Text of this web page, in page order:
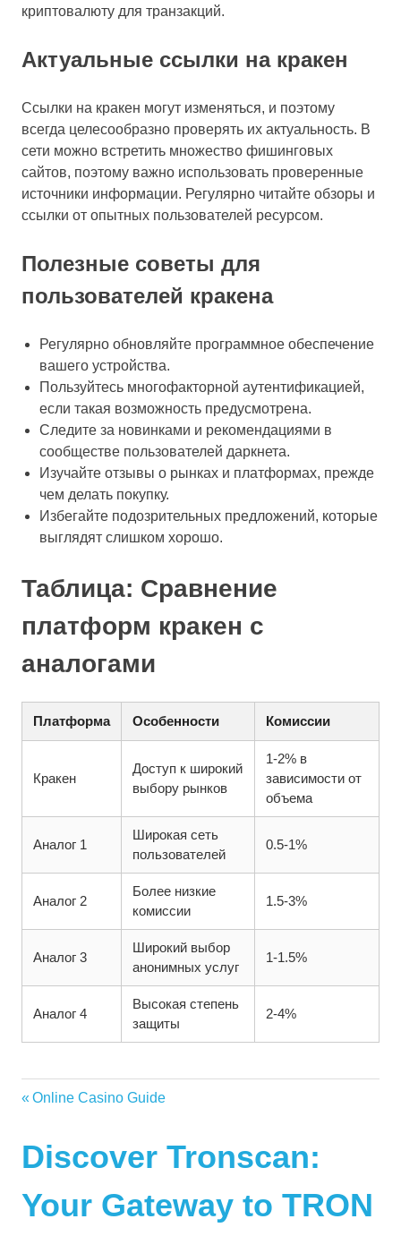
криптовалюту для транзакций.
Актуальные ссылки на кракен
Ссылки на кракен могут изменяться, и поэтому
всегда целесообразно проверять их актуальность. В
сети можно встретить множество фишинговых
сайтов, поэтому важно использовать проверенные
источники информации. Регулярно читайте обзоры и
ссылки от опытных пользователей ресурсом.
Полезные советы для
пользователей кракена
Регулярно обновляйте программное обеспечение
вашего устройства.
Пользуйтесь многофакторной аутентификацией,
если такая возможность предусмотрена.
Следите за новинками и рекомендациями в
сообществе пользователей даркнета.
Изучайте отзывы о рынках и платформах, прежде
чем делать покупку.
Избегайте подозрительных предложений, которые
выглядят слишком хорошо.
Таблица: Сравнение
платформ кракен с
аналогами
Платформа Особенности Комиссии
Кракен
Доступ к широкий
выбору рынков
1-2% в
зависимости от
объема
Аналог 1
Широкая сеть
пользователей
0.5-1%
Аналог 2
Более низкие
комиссии
1.5-3%
Аналог 3
Широкий выбор
анонимных услуг
1-1.5%
Аналог 4
Высокая степень
защиты
2-4%
Beitragsnavigation
Vorheriger
Online Casino Guide
Discover Tronscan:
Your Gateway to TRON